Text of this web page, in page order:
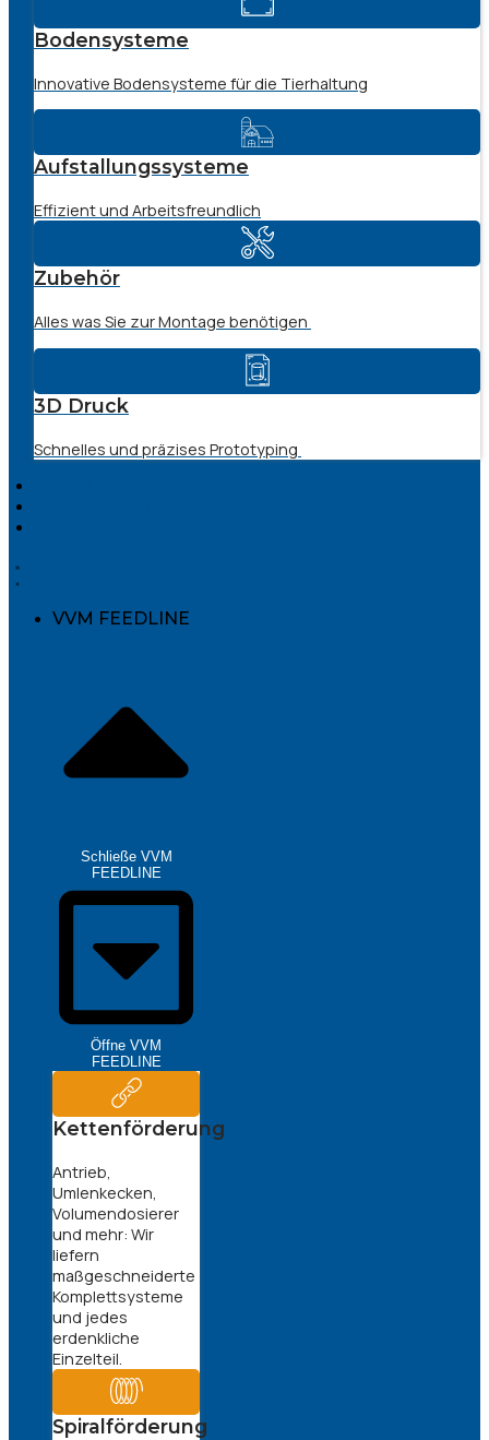
Bodensysteme
Innovative Bodensysteme für die Tierhaltung
Aufstallungssysteme
Effizient und Arbeitsfreundlich
Zubehör
Alles was Sie zur Montage benötigen
3D Druck
Schnelles und präzises Prototyping
VVM FEEDLINE
Schließe VVM
FEEDLINE
Öffne VVM
FEEDLINE
Kettenförderung
Antrieb,
Umlenkecken,
Volumendosierer
und mehr: Wir
liefern
maßgeschneiderte
Komplettsysteme
und jedes
erdenkliche
Einzelteil.
Spiralförderung